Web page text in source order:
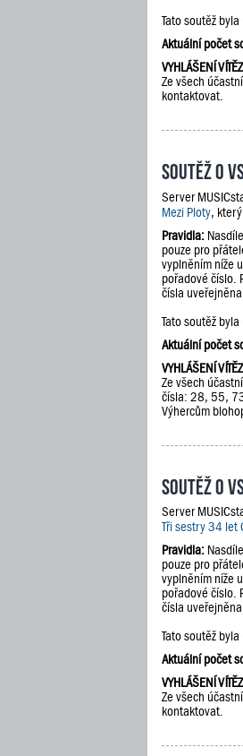
Tato soutěž
Aktuální počet
VYHLÁŠENÍ
Ze všech
kontaktovat.
Soutěž o
Server
Mezi Ploty,
Pravidla:
pouze pro
vyplněním níže
pořadové číslo.
čísla
Tato soutěž
Aktuální počet
VYHLÁŠENÍ
Ze všech
čísla: 28, 55,
Výhercům
Soutěž o
Server
Tři sestry 34 let
Pravidla:
pouze pro
vyplněním níže
pořadové číslo.
čísla
Tato soutěž
Aktuální počet
VYHLÁŠENÍ
Ze všech
kontaktovat.